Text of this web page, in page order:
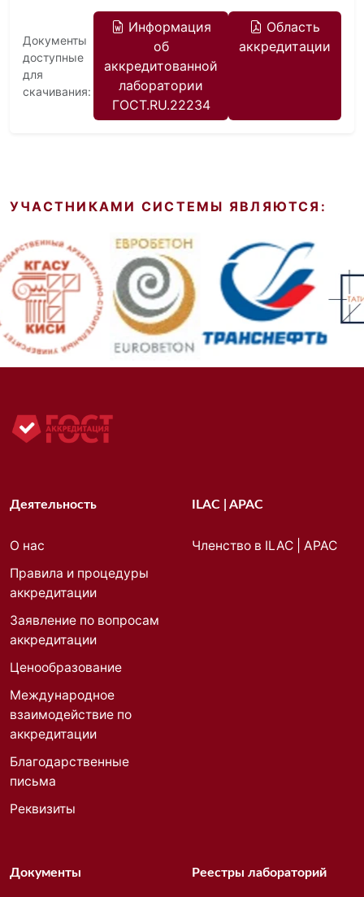
Документы
доступные
для
скачивания:
Информация
об
аккредитованной
лаборатории
ГОСТ.RU.22234
Область
аккредитации
УЧАСТНИКАМИ СИСТЕМЫ ЯВЛЯЮТСЯ:
Деятельность
О нас
Правила и процедуры
аккредитации
Заявление по вопросам
аккредитации
Ценообразование
Международное
взаимодействие по
аккредитации
Благодарственные
письма
Реквизиты
ILAC | APAC
Членство в ILAC | APAC
Документы Реестры лабораторий